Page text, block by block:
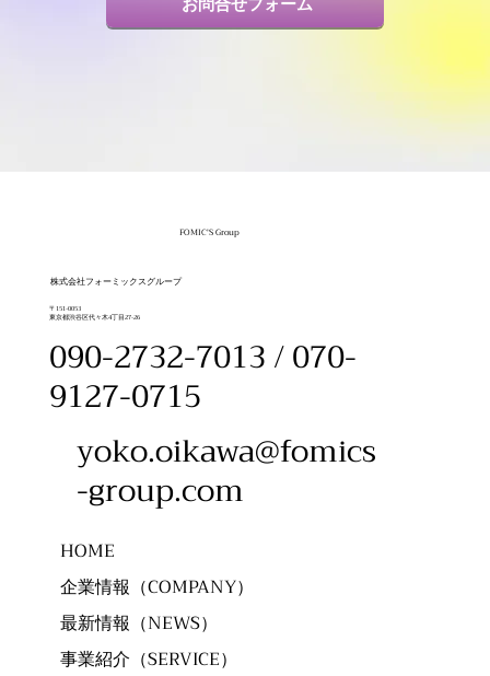
FOMIC'S Group
​株式会社フォーミックスグループ
〒151-0053
東京都渋谷区代々木4丁目27-26
090-2732-7013 / 070-
9127-0715
yoko.oikawa@fomics
-group.com
HOME
企業情報（COMPANY）
最新情報（NEWS）
事業紹介（SERVICE）